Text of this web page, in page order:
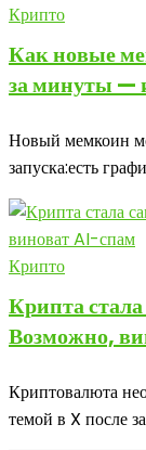
Крипто
Как новые
за минуты —
Новый мемкоин
запуска:есть
Крипто
Крипта
Возможно,
Криптовалюта
темой в X после